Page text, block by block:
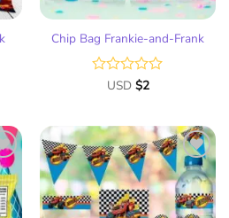
Chip Bag Frankie-and-Frank
Valorado
de
5
USD $2
Añadir
a la
lista
de